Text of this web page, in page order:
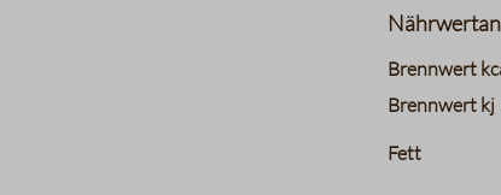
Brennwert
Brennwert kj
Fett